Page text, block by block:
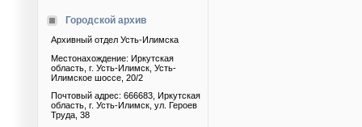
Городской архив
Архивный отдел Усть-Илимска
Местонахождение: Иркутская
область, г. Усть-Илимск, Усть-
Илимское шоссе, 20/2
Почтовый адрес: 666683, Иркутская
область, г. Усть-Илимск, ул. Героев
Труда, 38